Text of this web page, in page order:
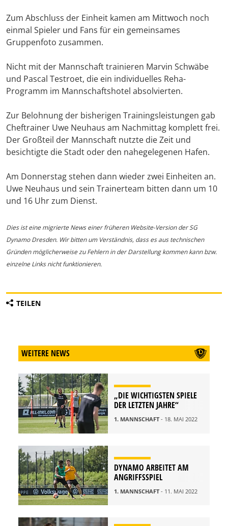
Zum Abschluss der Einheit kamen am Mittwoch noch
einmal Spieler und Fans für ein gemeinsames
Gruppenfoto zusammen.
Nicht mit der Mannschaft trainieren Marvin Schwäbe
und Pascal Testroet, die ein individuelles Reha-
Programm im Mannschaftshotel absolvierten.
Zur Belohnung der bisherigen Trainingsleistungen gab
Cheftrainer Uwe Neuhaus am Nachmittag komplett frei.
Der Großteil der Mannschaft nutzte die Zeit und
besichtigte die Stadt oder den nahegelegenen Hafen.
Am Donnerstag stehen dann wieder zwei Einheiten an.
Uwe Neuhaus und sein Trainerteam bitten dann um 10
und 16 Uhr zum Dienst.
Dies ist eine migrierte News einer früheren Website-Version der SG
Dynamo Dresden. Wir bitten um Verständnis, dass es aus technischen
Gründen möglicherweise zu Fehlern in der Darstellung kommen kann bzw.
einzelne Links nicht funktionieren.
TEILEN
WEITERE NEWS
„DIE WICHTIGSTEN SPIELE
DER LETZTEN JAHRE“
1. MANNSCHAFT- 18. MAI 2022
DYNAMO ARBEITET AM
ANGRIFFSSPIEL
1. MANNSCHAFT- 11. MAI 2022